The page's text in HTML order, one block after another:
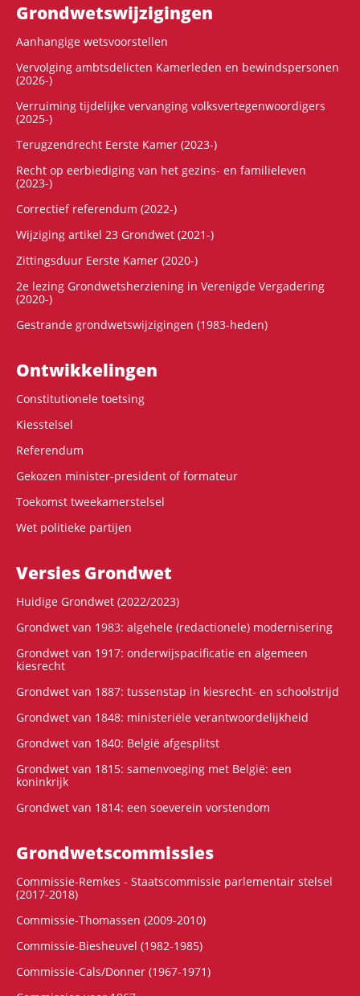
Grondwets­wijzigingen
Aanhangige wetsvoorstellen
Vervolging ambtsdelicten Kamerleden en bewindspersonen
(2026-)
Verruiming tijdelijke vervanging volksvertegenwoordigers
(2025-)
Terugzendrecht Eerste Kamer (2023-)
Recht op eerbiediging van het gezins- en familieleven
(2023-)
Correctief referendum (2022-)
Wijziging artikel 23 Grondwet (2021-)
Zittingsduur Eerste Kamer (2020-)
2e lezing Grondwetsherziening in Verenigde Vergadering
(2020-)
Gestrande grondwetswijzigingen (1983-heden)
Ontwikke­lingen
Constitutionele toetsing
Kiesstelsel
Referendum
Gekozen minister-president of formateur
Toekomst tweekamerstelsel
Wet politieke partijen
Versies Grondwet
Huidige Grondwet (2022/2023)
Grondwet van 1983: algehele (redactionele) modernisering
Grondwet van 1917: onderwijspacificatie en algemeen
kiesrecht
Grondwet van 1887: tussenstap in kiesrecht- en schoolstrijd
Grondwet van 1848: ministeriële verantwoordelijkheid
Grondwet van 1840: België afgesplitst
Grondwet van 1815: samenvoeging met België: een
koninkrijk
Grondwet van 1814: een soeverein vorstendom
Grondwets­commissies
Commissie-Remkes - Staatscommissie parlementair stelsel
(2017-2018)
Commissie-Thomassen (2009-2010)
Commissie-Biesheuvel (1982-1985)
Commissie-Cals/Donner (1967-1971)